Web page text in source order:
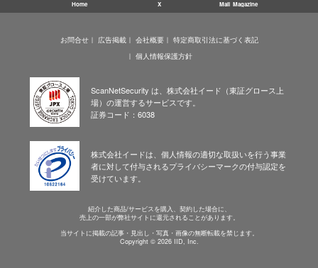
Home X Mail Magazine
お問合せ 広告掲載 会社概要
特定商取引法に基づく表記
個人情報保護方針
ScanNetSecurity は、株式会社イード（東証グロース上
場）の運営するサービスです。
証券コード：6038
株式会社イードは、個人情報の適切な取扱いを行う事業
者に対して付与されるプライバシーマークの付与認定を
受けています。
紹介した商品/サービスを購入、契約した場合に、
売上の一部が弊社サイトに還元されることがあります。
当サイトに掲載の記事・見出し・写真・画像の無断転載を禁じます。
Copyright © 2026 IID, Inc.